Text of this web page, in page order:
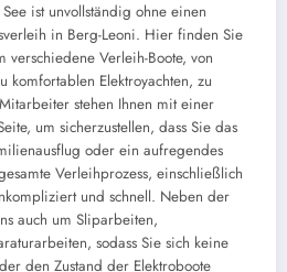
ist unvollständig ohne einen
in Berg-Leoni. Hier finden Sie
verschiedene Verleih-Boote, von
komfortablen Elektroyachten, zu
stehen Ihnen mit einer
um sicherzustellen, dass Sie das
oder ein aufregendes
Verleihprozess, einschließlich
und schnell. Neben der
auch um Sliparbeiten,
sodass Sie sich keine
den Zustand der Elektroboote